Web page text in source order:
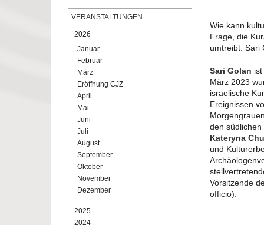
VERANSTALTUNGEN
2026
Januar
Februar
März
Eröffnung CJZ
April
Mai
Juni
Juli
August
September
Oktober
November
Dezember
2025
2024
Wie kann
Frage, die
umtreibt. Sari
Sari Golan
März 2023
israelische
Ereignissen
den
Kateryna
und
Vorsitzende
officio).